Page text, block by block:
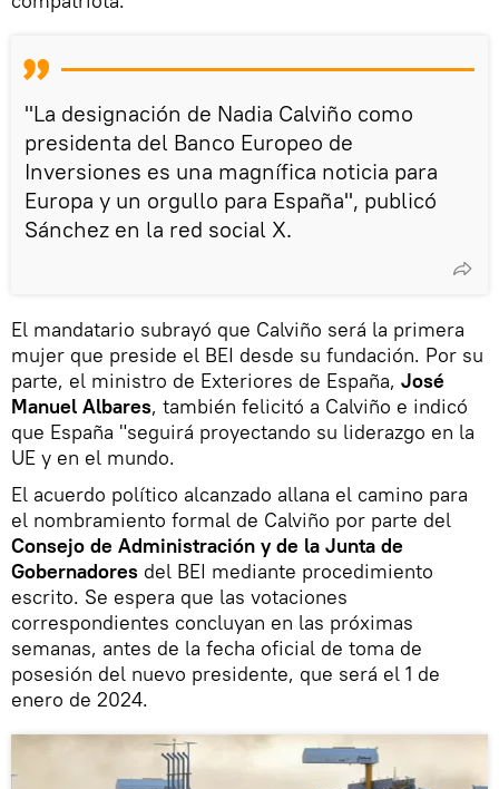
"La designación de Nadia Calviño como
presidenta del Banco Europeo de
Inversiones es una magnífica noticia para
Europa y un orgullo para España", publicó
Sánchez en la red social X.
El mandatario subrayó que Calviño será la primera
mujer que preside el BEI desde su fundación. Por su
parte, el ministro de Exteriores de España, José
Manuel Albares, también felicitó a Calviño e indicó
que España "seguirá proyectando su liderazgo en la
UE y en el mundo.
El acuerdo político alcanzado allana el camino para
el nombramiento formal de Calviño por parte del
Consejo de Administración y de la Junta de
Gobernadores del BEI mediante procedimiento
escrito. Se espera que las votaciones
correspondientes concluyan en las próximas
semanas, antes de la fecha oficial de toma de
posesión del nuevo presidente, que será el 1 de
enero de 2024.